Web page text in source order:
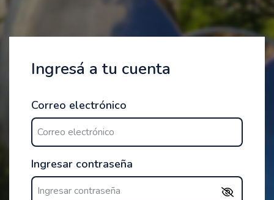
Ingresá a tu cuenta
Correo electrónico
Ingresar contraseña